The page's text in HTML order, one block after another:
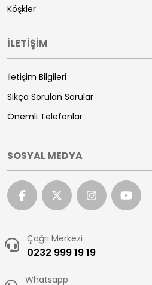
Köşkler
İLETİŞİM
İletişim Bilgileri
Sıkça Sorulan Sorular
Önemli Telefonlar
SOSYAL MEDYA
Çağrı Merkezi
0232 999 19 19
Whatsapp